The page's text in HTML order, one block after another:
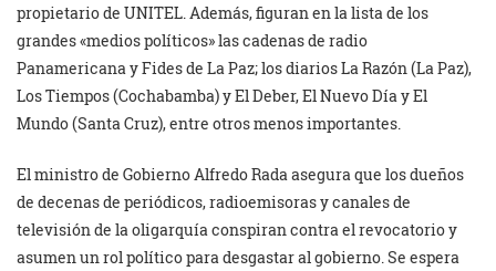
propietario de UNITEL. Además, figuran en la lista de los
grandes «medios políticos» las cadenas de radio
Panamericana y Fides de La Paz; los diarios La Razón (La Paz),
Los Tiempos (Cochabamba) y El Deber, El Nuevo Día y El
Mundo (Santa Cruz), entre otros menos importantes.
El ministro de Gobierno Alfredo Rada asegura que los dueños
de decenas de periódicos, radioemisoras y canales de
televisión de la oligarquía conspiran contra el revocatorio y
asumen un rol político para desgastar al gobierno. Se espera